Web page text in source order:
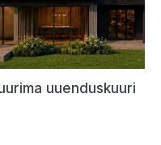
uuenduskuuri